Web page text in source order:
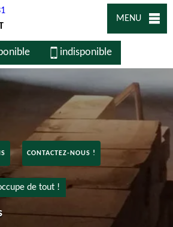
MENU
indisponible
CONTACTEZ-NOUS !
de tout !